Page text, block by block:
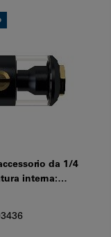
da 1/4
interna: